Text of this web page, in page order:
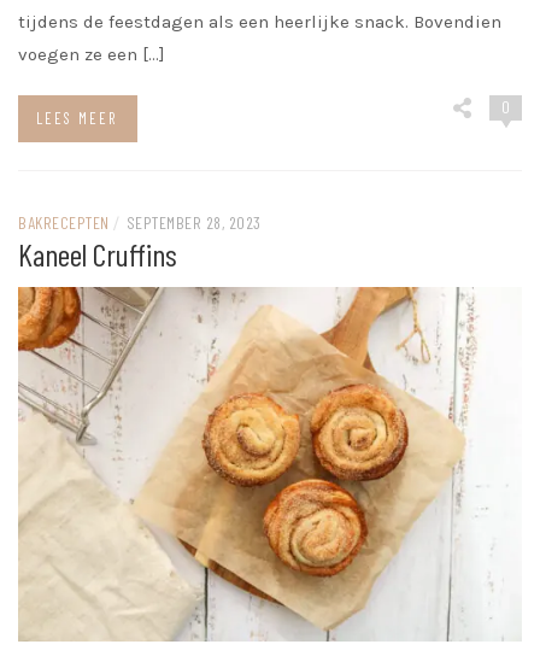
tijdens de feestdagen als een heerlijke snack. Bovendien
voegen ze een […]
LEES MEER
0
BAKRECEPTEN / SEPTEMBER 28, 2023
Kaneel Cruffins